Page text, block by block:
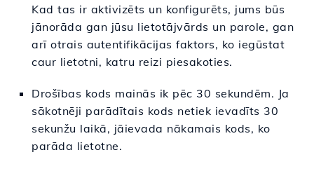
Kad tas ir aktivizēts un konfigurēts, jums būs
jānorāda gan jūsu lietotājvārds un parole, gan
arī otrais autentifikācijas faktors, ko iegūstat
caur lietotni, katru reizi piesakoties.
Drošības kods mainās ik pēc 30 sekundēm. Ja
sākotnēji parādītais kods netiek ievadīts 30
sekunžu laikā, jāievada nākamais kods, ko
parāda lietotne.